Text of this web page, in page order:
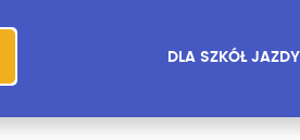
DLA SZKÓŁ JAZDY